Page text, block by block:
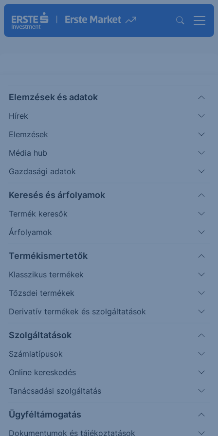
Elemzések és adatok
Hírek
Elemzések
Média hub
Gazdasági adatok
Keresés és árfolyamok
Termék keresők
Árfolyamok
Termékismertetők
Klasszikus termékek
Tőzsdei termékek
Derivatív termékek és szolgáltatások
Szolgáltatások
Számlatípusok
Online kereskedés
Tanácsadási szolgáltatás
Ügyféltámogatás
Dokumentumok és tájékoztatások
EBRCHTL50(BÉT)
Erste Richter Turbo Long 50
2 798
Időpont: 26.08.07. 17:07
Előző záró:
2 637
Certifikát kereső
Árfolyamértesítő rögzítése
További információk kérése
Erste Market Pro belépés
2700
2800